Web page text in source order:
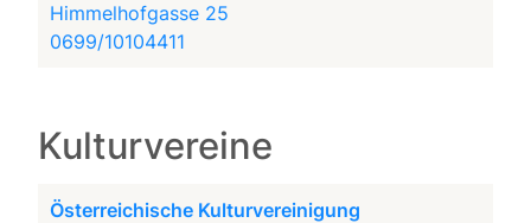
Himmelhofgasse 25
0699/10104411
Kulturvereine
Österreichische Kulturvereinigung